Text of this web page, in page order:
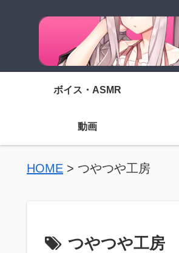
ボイス・ASMR
動画
HOME > つやつや工房
つやつや工房